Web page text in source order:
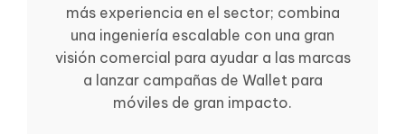
más experiencia en el sector; combina
una ingeniería escalable con una gran
visión comercial para ayudar a las marcas
a lanzar campañas de Wallet para
móviles de gran impacto.